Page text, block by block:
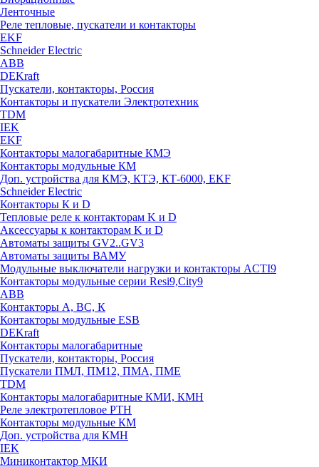
Ленточные
Реле тепловые, пускатели и контакторы
EKF
Schneider Electric
ABB
DEKraft
Пускатели, контакторы, Россия
Контакторы и пускатели Электротехник
TDM
IEK
EKF
Контакторы малогабаритные КМЭ
Контакторы модульные КМ
Доп. устройства для КМЭ, КТЭ, КТ-6000, EKF
Schneider Electric
Контакторы К и D
Тепловые реле к контакторам K и D
Аксессуары к контакторам K и D
Автоматы защиты GV2..GV3
Автоматы защиты ВАМУ
Модульные выключатели нагрузки и контакторы ACTI9
Контакторы модульные серии Resi9,City9
ABB
Контакторы А, ВС, К
Контакторы модульные ESB
DEKraft
Контакторы малогабаритные
Пускатели, контакторы, Россия
Пускатели ПМЛ, ПМ12, ПМА, ПМЕ
TDM
Контакторы малогабаритные КМИ, КМН
Реле электротепловое РТН
Контакторы модульные КМ
Доп. устройства для КМН
IEK
Миниконтактор МКИ